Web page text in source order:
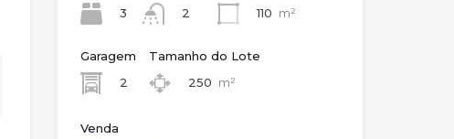
3
2
110 m²
Garagem
2
Tamanho do Lote
250 m²
Venda